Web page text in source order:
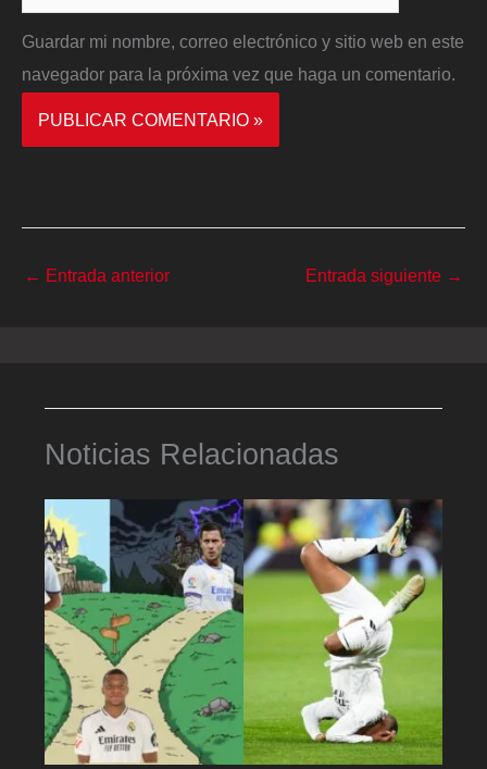
Guardar mi nombre, correo electrónico y sitio web en este
navegador para la próxima vez que haga un comentario.
← Entrada anterior Entrada siguiente →
Noticias Relacionadas